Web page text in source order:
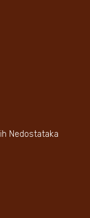
Nedostataka